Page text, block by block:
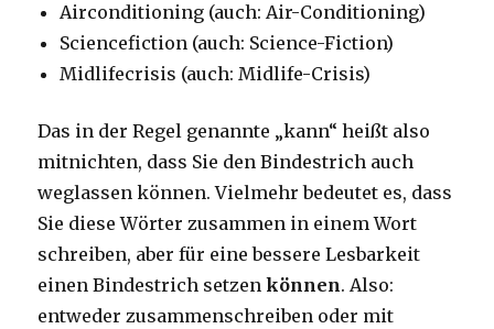
Airconditioning (auch: Air-Conditioning)
Sciencefiction (auch: Science-Fiction)
Midlifecrisis (auch: Midlife-Crisis)
Das in der Regel genannte „kann“ heißt also
mitnichten, dass Sie den Bindestrich auch
weglassen können. Vielmehr bedeutet es, dass
Sie diese Wörter zusammen in einem Wort
schreiben, aber für eine bessere Lesbarkeit
einen Bindestrich setzenkönnen. Also:
entweder zusammenschreiben oder mit